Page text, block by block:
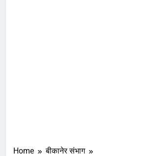
Home
बीकानेर संभाग